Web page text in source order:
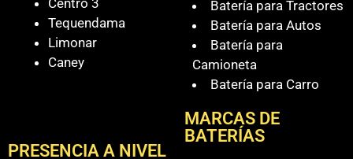
Centro 3
Tequendama
Limonar
Caney
PRESENCIA A NIVEL
Batería para Tractores
Batería para Autos
Batería para
Camioneta
Batería para Carro
MARCAS DE
BATERÍAS